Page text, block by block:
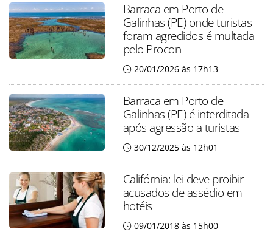
Barraca em Porto de
Galinhas (PE) onde turistas
foram agredidos é multada
pelo Procon
20/01/2026 às 17h13
Barraca em Porto de
Galinhas (PE) é interditada
após agressão a turistas
30/12/2025 às 12h01
Califórnia: lei deve proibir
acusados de assédio em
hotéis
09/01/2018 às 15h00